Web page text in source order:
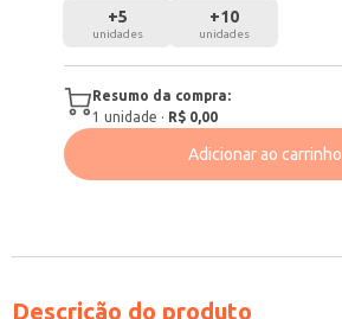
+5
unidades
+10
unidades
Resumo da compra:
1 unidade · R$ 0,00
Adicionar ao carrinho
Descrição do produto